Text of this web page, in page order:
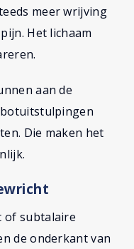
meer wrijving
Het lichaam
aan de
Die maken het
of subtalaire
de onderkant van